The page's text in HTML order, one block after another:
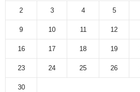
2 3 4 5
9 10 11 12
16 17 18 19
23 24 25 26
30